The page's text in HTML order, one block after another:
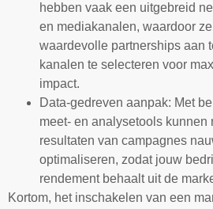
hebben vaak een uitgebreid
en mediakanalen, waardoor
waardevolle partnerships aan
kanalen te selecteren voor
impact.
Data-gedreven aanpak: Met
meet- en analysetools kunnen
resultaten van campagnes
optimaliseren, zodat jouw
rendement behaalt uit de
Kortom, het inschakelen van een